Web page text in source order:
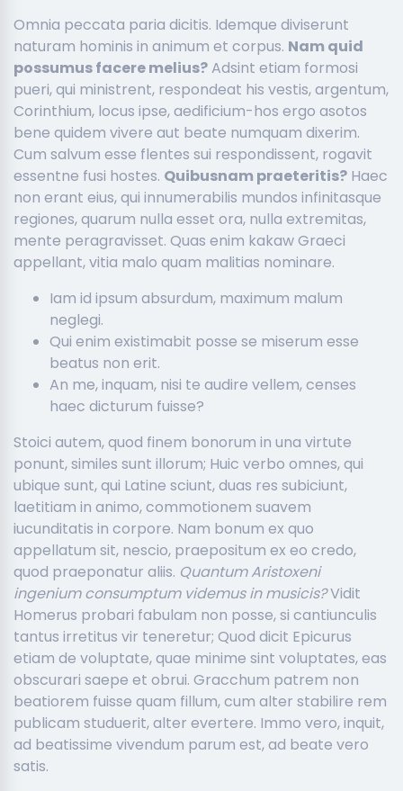
Omnia peccata paria dicitis. Idemque diviserunt
naturam hominis in animum et corpus. Nam quid
possumus facere melius?Adsint etiam formosi
pueri, qui ministrent, respondeat his vestis, argentum,
Corinthium, locus ipse, aedificium-hos ergo asotos
bene quidem vivere aut beate numquam dixerim.
Cum salvum esse flentes sui respondissent, rogavit
essentne fusi hostes. Quibusnam praeteritis? Haec
non erant eius, qui innumerabilis mundos infinitasque
regiones, quarum nulla esset ora, nulla extremitas,
mente peragravisset. Quas enim kakaw Graeci
appellant, vitia malo quam malitias nominare.
Iam id ipsum absurdum, maximum malum
neglegi.
Qui enim existimabit posse se miserum esse
beatus non erit.
An me, inquam, nisi te audire vellem, censes
haec dicturum fuisse?
Stoici autem, quod finem bonorum in una virtute
ponunt, similes sunt illorum; Huic verbo omnes, qui
ubique sunt, qui Latine sciunt, duas res subiciunt,
laetitiam in animo, commotionem suavem
iucunditatis in corpore. Nam bonum ex quo
appellatum sit, nescio, praepositum ex eo credo,
quod praeponatur aliis. Quantum Aristoxeni
ingenium consumptum videmus in musicis?Vidit
Homerus probari fabulam non posse, si cantiunculis
tantus irretitus vir teneretur; Quod dicit Epicurus
etiam de voluptate, quae minime sint voluptates, eas
obscurari saepe et obrui. Gracchum patrem non
beatiorem fuisse quam fillum, cum alter stabilire rem
publicam studuerit, alter evertere. Immo vero, inquit,
ad beatissime vivendum parum est, ad beate vero
satis.